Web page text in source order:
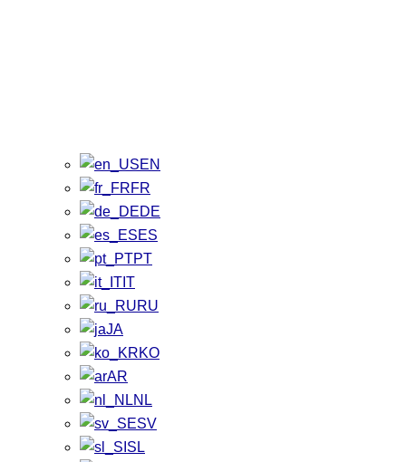
EN
FR
DE
ES
PT
IT
RU
JA
KO
AR
NL
SV
SL